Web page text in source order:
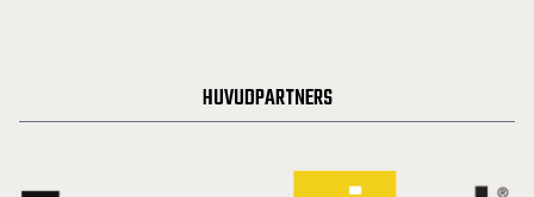
HUVUDPARTNERS